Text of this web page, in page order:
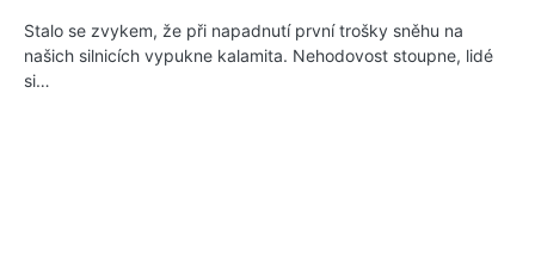
Stalo se zvykem, že při napadnutí první trošky sněhu na
našich silnicích vypukne kalamita. Nehodovost stoupne, lidé
si…